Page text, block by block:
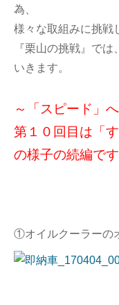
為、
様々な取組みに挑戦
『栗山の挑戦』で
いきます。
～「スピード」
第１０回目は「
の様子の続編です
①オイルクーラーの